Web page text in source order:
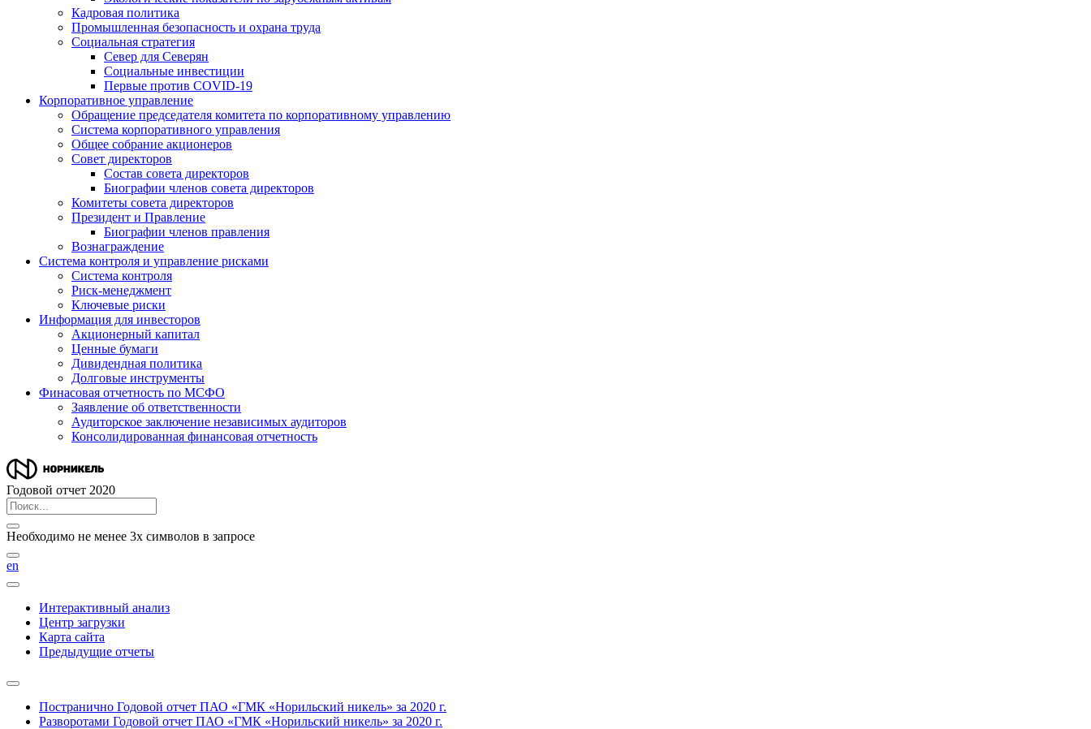
Кадровая политика
Промышленная безопасность и охрана труда
Социальная стратегия
Север для Северян
Социальные инвестиции
Первые против COVID‑19
Корпоративное управление
Обращение председателя комитета по корпоративному управлению
Система корпоративного управления
Общее собрание акционеров
Совет директоров
Состав совета директоров
Биографии членов совета директоров
Комитеты совета директоров
Президент и Правление
Биографии членов правления
Вознаграждение
Система контроля и управление рисками
Система контроля
Риск-менеджмент
Ключевые риски
Информация для инвесторов
Акционерный капитал
Ценные бумаги
Дивидендная политика
Долговые инструменты
Финасовая отчетность по МСФО
Заявление об ответственности
Аудиторское заключение независимых аудиторов
Консолидированная финансовая отчетность
Годовой отчет 2020
Необходимо не менее 3х символов в запросе
en
Интерактивный анализ
Центр загрузки
Карта сайта
Предыдущие отчеты
Постранично Годовой отчет ПАО «ГМК «Норильский никель» за 2020 г.
Разворотами Годовой отчет ПАО «ГМК «Норильский никель» за 2020 г.